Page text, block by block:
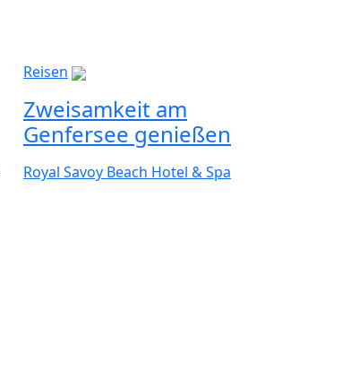
Reisen
Zweisamkeit am
Genfersee genießen
Royal Savoy Beach Hotel & Spa